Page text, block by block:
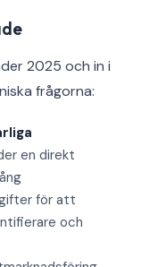
2025 och in i
frågorna:
en direkt
för att
och